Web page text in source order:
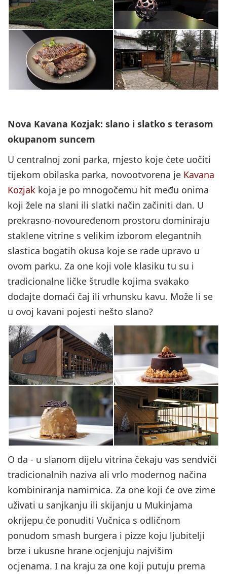
Nova Kavana Kozjak: slano i slatko s terasom
okupanom suncem
U centralnoj zoni parka, mjesto koje ćete uočiti
tijekom obilaska parka, novootvorena je Kavana
Kozjak koja je po mnogočemu hit među onima
koji žele na slani ili slatki način začiniti dan. U
prekrasno-novouređenom prostoru dominiraju
staklene vitrine s velikim izborom elegantnih
slastica bogatih okusa koje se rade upravo u
ovom parku. Za one koji vole klasiku tu su i
tradicionalne ličke štrudle kojima svakako
dodajte domaći čaj ili vrhunsku kavu. Može li se
u ovoj kavani pojesti nešto slano?
O da - u slanom dijelu vitrina čekaju vas sendviči
tradicionalnih naziva ali vrlo modernog načina
kombiniranja namirnica. Za one koji će ove zime
uživati u sanjkanju ili skijanju u Mukinjama
okrijepu će ponuditi Vučnica s odličnom
ponudom smash burgera i pizze koju ljubitelji
brze i ukusne hrane ocjenjuju najvišim
ocjenama. I na kraju za one koji putuju prema